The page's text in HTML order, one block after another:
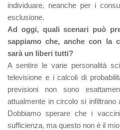
individuare, neanche per i
esclusione.
Ad oggi, quali scenari può
sappiamo che, anche con la
sarà un liberi tutti?
A sentire le varie personalità
televisione e i calcoli di
previsioni non sono
attualmente in circolo si infiltrano
Dobbiamo sperare che i
sufficienza, ma questo non è il